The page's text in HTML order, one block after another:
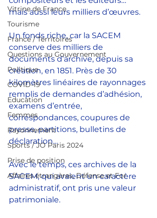
Vitrine de France
Tourisme
France / Territoires
Questions au Gouvernement
Politique
COVID-19
Education
Femmes
Rayonnement
Sports / JO Paris 2024
Prise de position
Affaires étrangères, Défense et For
mais aussi leurs milliers d’œuvres.
Un fonds riche, car la SACEM
conserve des milliers de
documents d’archive, depuis sa
création, en 1851. Près de 30
kilomètres linéaires de rayonnages
remplis de demandes d’adhésion,
examens d’entrée,
correspondances, coupures de
presse, partitions, bulletins de
déclaration…
Avec le temps, ces archives de la
SACEM, qui avaient un caractère
administratif, ont pris une valeur
patrimoniale.